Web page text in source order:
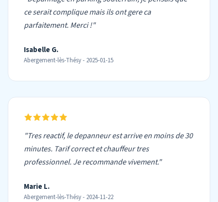
ce serait complique mais ils ont gere ca
parfaitement. Merci !"
Isabelle G.
Abergement-lès-Thésy - 2025-01-15
"Tres reactif, le depanneur est arrive en moins de 30
minutes. Tarif correct et chauffeur tres
professionnel. Je recommande vivement."
Marie L.
Abergement-lès-Thésy - 2024-11-22